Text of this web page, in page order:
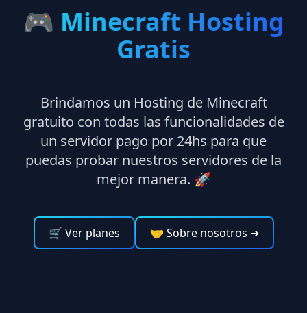
🎮 Minecraft Hosting
Gratis
Brindamos un Hosting de Minecraft
gratuito con todas las funcionalidades de
un servidor pago por 24hs para que
puedas probar nuestros servidores de la
mejor manera. 🚀
🛒 Ver planes 🤝 Sobre nosotros ➜